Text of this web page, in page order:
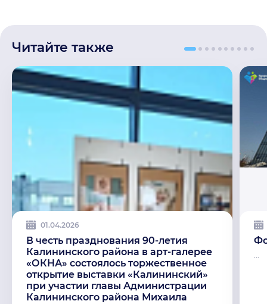
Читайте также
01.04.2026
В честь празднования 90-летия
Калининского района в арт-галерее
«ОКНА» состоялось торжественное
открытие выставки «Калининский»
при участии главы Администрации
Калининского района Михаила